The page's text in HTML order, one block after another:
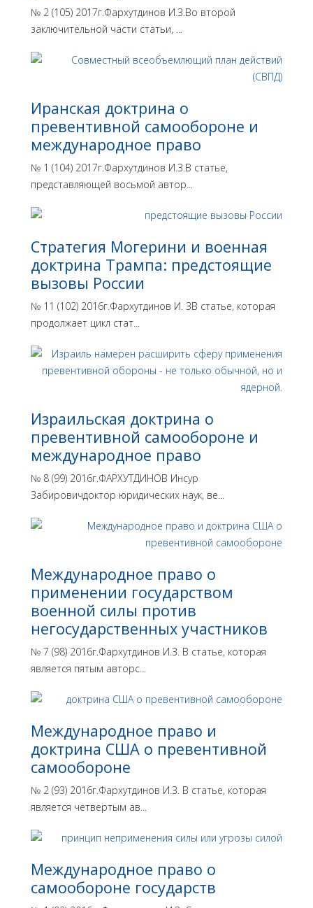
№ 2 (105) 2017г.Фархутдинов И.З.Во второй
заключительной части статьи, ...
Иранская доктрина о
превентивной самообороне и
международное право
№ 1 (104) 2017г.Фархутдинов И.З.В статье,
представляющей восьмой автор...
Стратегия Могерини и военная
доктрина Трампа: предстоящие
вызовы России
№ 11 (102) 2016г.Фархутдинов И. ЗВ статье, которая
продолжает цикл стат...
Израильская доктрина o
превентивной самообороне и
международное право
№ 8 (99) 2016г.ФАРХУТДИНОВ Инсур
Забировичдоктор юридических наук, ве...
Международное право о
применении государством
военной силы против
негосударственных участников
№ 7 (98) 2016г.Фархутдинов И.З. В статье, которая
является пятым авторс...
Международное право и
доктрина США о превентивной
самообороне
№ 2 (93) 2016г.Фархутдинов И.З. В статье, которая
является четвертым ав...
Международное право о
самообороне государств